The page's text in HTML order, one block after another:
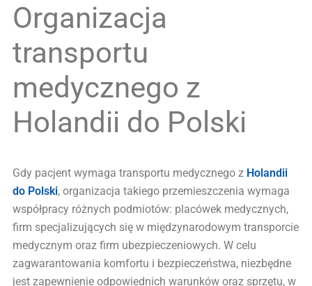
Organizacja
transportu
medycznego z
Holandii do Polski
Gdy pacjent wymaga transportu medycznego z Holandii
do Polski, organizacja takiego przemieszczenia wymaga
współpracy różnych podmiotów: placówek medycznych,
firm specjalizujących się w międzynarodowym transporcie
medycznym oraz firm ubezpieczeniowych. W celu
zagwarantowania komfortu i bezpieczeństwa, niezbędne
jest zapewnienie odpowiednich warunków oraz sprzętu, w